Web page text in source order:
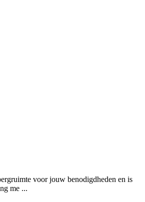
voor jouw benodigdheden en is
me ...